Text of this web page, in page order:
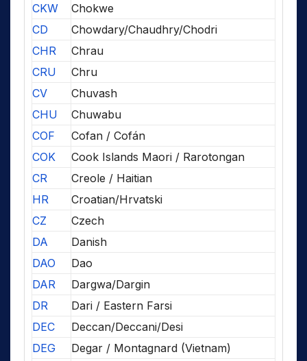
CKW
Chokwe
CD
Chowdary/Chaudhry/Chodri
CHR
Chrau
CRU
Chru
CV
Chuvash
CHU
Chuwabu
COF
Cofan / Cofán
COK
Cook Islands Maori / Rarotongan
CR
Creole / Haitian
HR
Croatian/Hrvatski
CZ
Czech
DA
Danish
DAO
Dao
DAR
Dargwa/Dargin
DR
Dari / Eastern Farsi
DEC
Deccan/Deccani/Desi
DEG
Degar / Montagnard (Vietnam)